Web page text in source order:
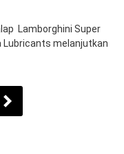
Lamborghini Super
melanjutkan